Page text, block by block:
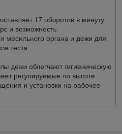
17 оборотов в минуту.
и возможность
месильного органа и дежи для
теста.
дежи облегчают гигиеническую
регулируемые по высоте
и установки на рабочее